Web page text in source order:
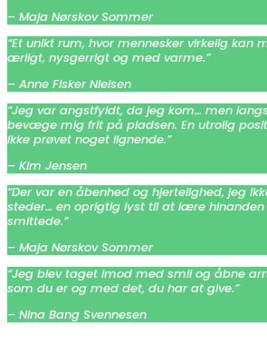
– Maja Nørskov Sommer
“Et unikt rum, hvor mennesker virkelig kan
ærligt, nysgerrigt og med varme.”
– Anne Fisker Nielsen
“Jeg var angstfyldt, da jeg kom… men
bevæge mig frit på pladsen. En utrolig
ikke prøvet noget lignende.”
– Kim Jensen
“Der var en åbenhed og hjertelighed, jeg
steder… en oprigtig lyst til at lære
smittede.”
– Maja Nørskov Sommer
“Jeg blev taget imod med smil og åbne
som du er og med det, du har at give.”
– Nina Bang Svennesen